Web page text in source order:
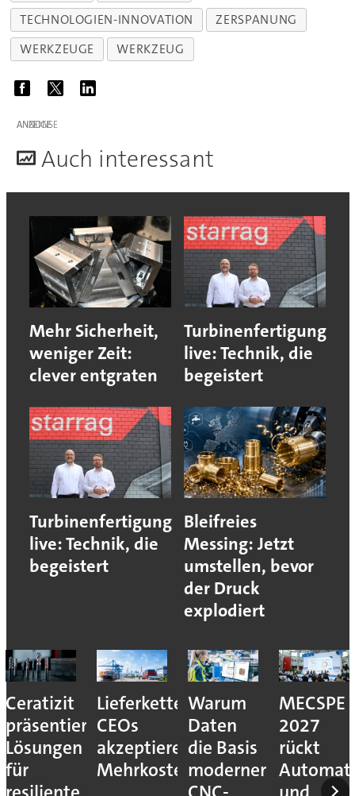
TECHNOLOGIEN-INNOVATION
ZERSPANUNG
WERKZEUGE
WERKZEUG
ANZEIGE
Auch interessant
Mehr Sicherheit,
weniger Zeit:
clever entgraten
Turbinenfertigung
live: Technik, die
begeistert
Turbinenfertigung
live: Technik, die
begeistert
Bleifreies
Messing: Jetzt
umstellen, bevor
der Druck
explodiert
Warum
Daten
die Basis
moderner
MECSPE
2027
rückt
Automatisierung
für E-
Autos